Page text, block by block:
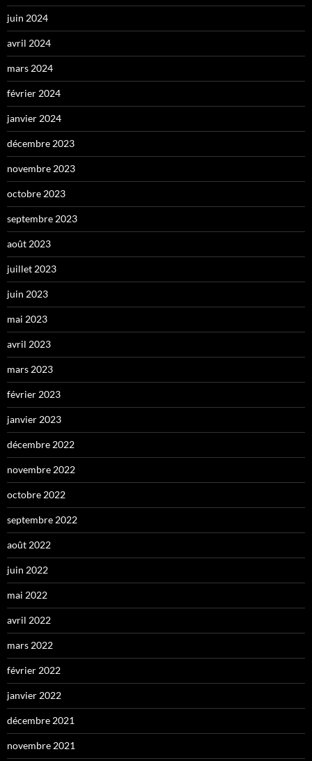
juin 2024
avril 2024
mars 2024
février 2024
janvier 2024
décembre 2023
novembre 2023
octobre 2023
septembre 2023
août 2023
juillet 2023
juin 2023
mai 2023
avril 2023
mars 2023
février 2023
janvier 2023
décembre 2022
novembre 2022
octobre 2022
septembre 2022
août 2022
juin 2022
mai 2022
avril 2022
mars 2022
février 2022
janvier 2022
décembre 2021
novembre 2021